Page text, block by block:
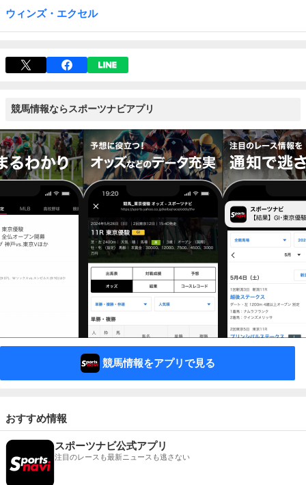
ウィンズ・エクセル
競馬情報ならスポーツナビアプリ
競馬情報をアプリで見る
おすすめ情報
スポーツナビ公式アプリ
注目のレースも最新ニュースも逃さない